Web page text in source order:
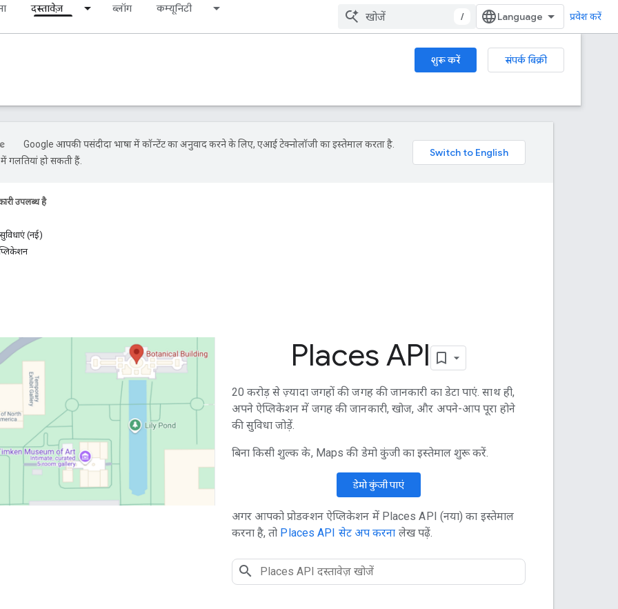
दस्तावेज़ ब्लॉग कम्यूनिटी
/ प्रवेश करें
शुरू करें
संपर्क बिक्री
Google आपकी पसंदीदा भाषा में कॉन्टेंट का अनुवाद करने के लिए, एआई टेक्नोलॉजी का इस्तेमाल करता है.
गलतियां हो सकती हैं.
उपलब्ध है
(नई)
Places API
20 करोड़ से ज़्यादा जगहों की जगह की जानकारी का डेटा पाएं. साथ ही,
अपने ऐप्लिकेशन में जगह की जानकारी, खोज, और अपने-आप पूरा होने
की सुविधा जोड़ें.
बिना किसी शुल्क के, Maps की डेमो कुंजी का इस्तेमाल शुरू करें.
डेमो कुंजी पाएं
अगर आपको प्रोडक्शन ऐप्लिकेशन में Places API (नया) का इस्तेमाल
करना है, तो Places API सेट अप करना लेख पढ़ें.